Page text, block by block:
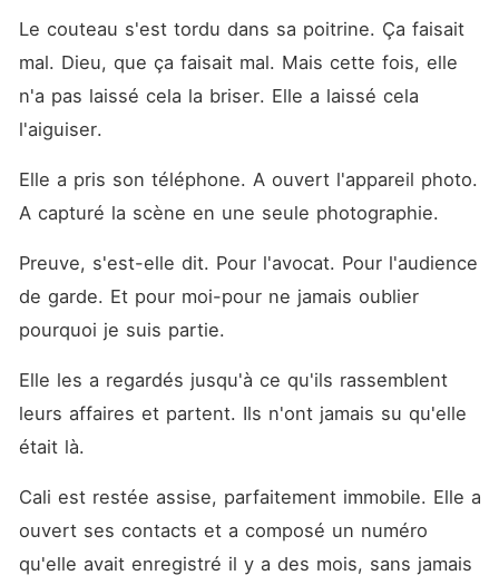
Le couteau s'est tordu dans sa poitrine. Ça faisait
mal. Dieu, que ça faisait mal. Mais cette fois, elle
n'a pas laissé cela la briser. Elle a laissé cela
l'aiguiser.
Elle a pris son téléphone. A ouvert l'appareil photo.
A capturé la scène en une seule photographie.
Preuve, s'est-elle dit. Pour l'avocat. Pour l'audience
de garde. Et pour moi-pour ne jamais oublier
pourquoi je suis partie.
Elle les a regardés jusqu'à ce qu'ils rassemblent
leurs affaires et partent. Ils n'ont jamais su qu'elle
était là.
Cali est restée assise, parfaitement immobile. Elle a
ouvert ses contacts et a composé un numéro
qu'elle avait enregistré il y a des mois, sans jamais